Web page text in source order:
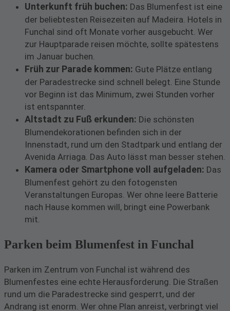
Unterkunft früh buchen: Das Blumenfest ist eine
der beliebtesten Reisezeiten auf Madeira. Hotels in
Funchal sind oft Monate vorher ausgebucht. Wer
zur Hauptparade reisen möchte, sollte spätestens
im Januar buchen.
Früh zur Parade kommen: Gute Plätze entlang
der Paradestrecke sind schnell belegt. Eine Stunde
vor Beginn ist das Minimum, zwei Stunden vorher
ist entspannter.
Altstadt zu Fuß erkunden: Die schönsten
Blumendekorationen befinden sich in der
Innenstadt, rund um den Stadtpark und entlang der
Avenida Arriaga. Das Auto lässt man besser stehen.
Kamera oder Smartphone voll aufgeladen: Das
Blumenfest gehört zu den fotogensten
Veranstaltungen Europas. Wer ohne leere Batterie
nach Hause kommen will, bringt eine Powerbank
mit.
Parken beim Blumenfest in Funchal
Parken im Zentrum von Funchal ist während des
Blumenfestes eine echte Herausforderung. Die Straßen
rund um die Paradestrecke sind gesperrt, und der
Andrang ist enorm. Wer ohne Plan anreist, verbringt viel